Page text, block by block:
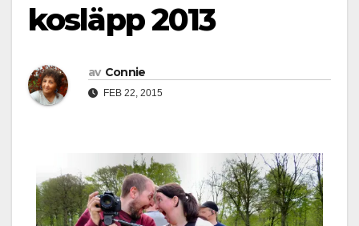
kosläpp 2013
av Connie
FEB 22, 2015